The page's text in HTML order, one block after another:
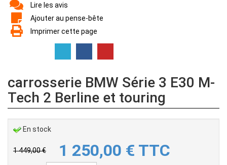
Lire les avis
Ajouter au pense-bête
Imprimer cette page
carrosserie BMW Série 3 E30 M-
Tech 2 Berline et touring
En stock
1 449,00 € 1 250,00 € TTC